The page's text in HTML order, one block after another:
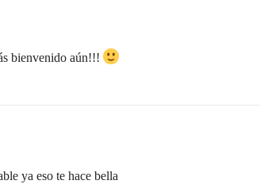
bienvenido aún!!!
ya eso te hace bella